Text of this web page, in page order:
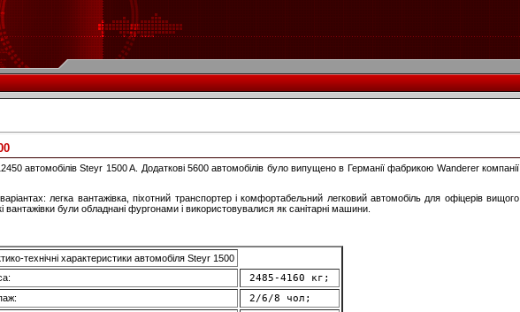
автомобілів Steyr 1500 A. Додаткові 5600 автомобілів було випущено в Германії фабрикою Wanderer компанії
легка вантажівка, піхотний транспортер і комфортабельний легковий автомобіль для офіцерів вищого
були обладнані фургонами і використовувалися як санітарні машини.
технічні характеристики автомобіля Steyr 1500
2485-4160 кг;
2/6/8 чол;